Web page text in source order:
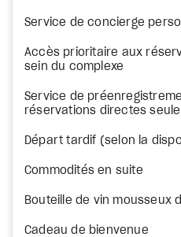
Service de concierge
Accès prioritaire aux
sein du complexe
Service de
réservations directes
Départ tardif (selon la
Commodités en suite
Bouteille de vin mousseux
Cadeau de bienvenue